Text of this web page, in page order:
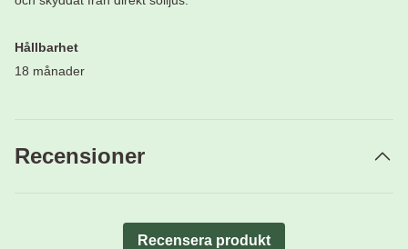
Hållbarhet
18 månader
Recensioner
Recensera produkt